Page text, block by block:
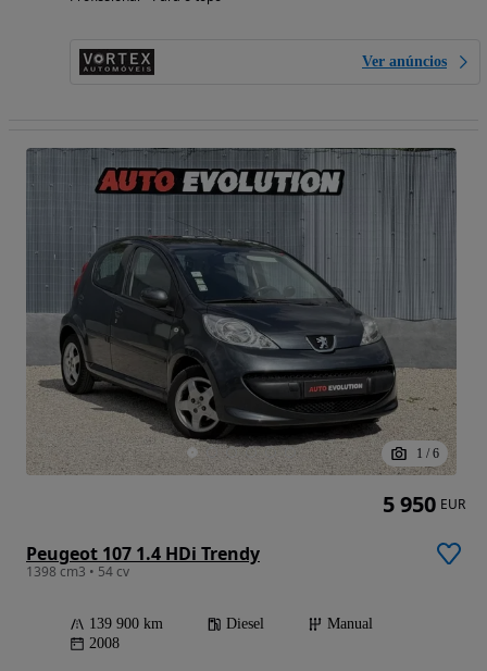
Ver anúncios
1 / 6
Peugeot 107 1.4 HDi Trendy
1398 cm3 • 54 cv
139 900 km Diesel
Manual
2008
5 950 EUR